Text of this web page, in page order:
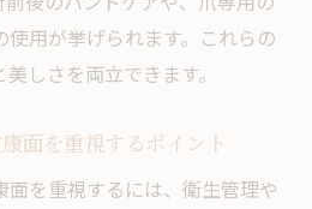
用が挙げられます。これらの
しさを両立できます。
面を重視するポイント
面を重視するには、衛生管理や